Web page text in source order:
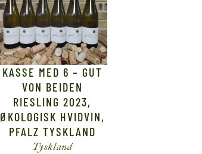
KASSE MED 6 – GUT
VON BEIDEN
RIESLING 2023,
ØKOLOGISK HVIDVIN,
PFALZ TYSKLAND
Tyskland